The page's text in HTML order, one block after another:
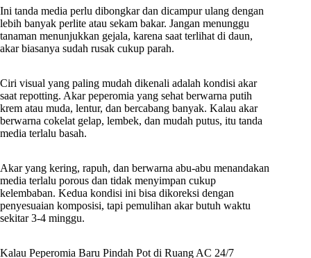
Ini tanda media perlu dibongkar dan dicampur ulang dengan
lebih banyak perlite atau sekam bakar. Jangan menunggu
tanaman menunjukkan gejala, karena saat terlihat di daun,
akar biasanya sudah rusak cukup parah.
Ciri visual yang paling mudah dikenali adalah kondisi akar
saat repotting. Akar peperomia yang sehat berwarna putih
krem atau muda, lentur, dan bercabang banyak. Kalau akar
berwarna cokelat gelap, lembek, dan mudah putus, itu tanda
media terlalu basah.
Akar yang kering, rapuh, dan berwarna abu-abu menandakan
media terlalu porous dan tidak menyimpan cukup
kelembaban. Kedua kondisi ini bisa dikoreksi dengan
penyesuaian komposisi, tapi pemulihan akar butuh waktu
sekitar 3-4 minggu.
Kalau Peperomia Baru Pindah Pot di Ruang AC 24/7